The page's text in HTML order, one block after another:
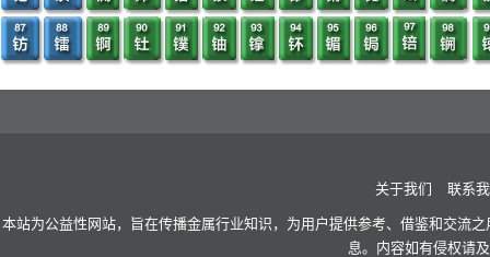
关于我们 联系
本站为公益性网站，旨在传播金属行业知识，为用户提供参考、借鉴和交流
息。内容如有侵权请